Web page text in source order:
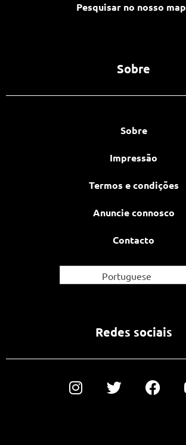
Pesquisar no nosso
Sobre
Sobre
Impressão
Termos e condições
Anuncie connosco
Contacto
Portuguese
Redes sociais